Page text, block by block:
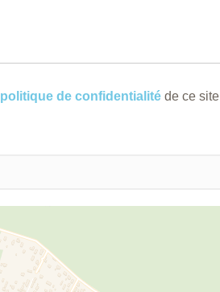
politique de confidentialitéde ce site